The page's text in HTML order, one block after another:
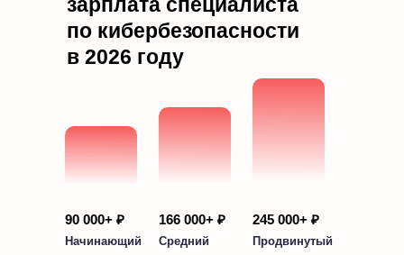
Начинающий
90 000+ ₽
Средний
по кибербезопасности
в 2026 году
166 000+ ₽
Продвинутый
245 000+ ₽